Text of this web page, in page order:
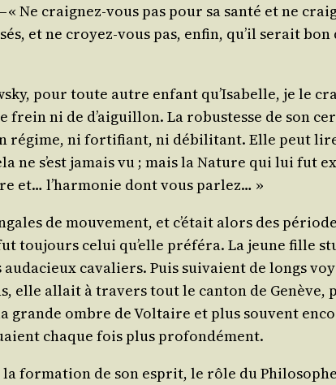
« Ne crai­gnez-vous pas pour sa san­té et ne
et ne croyez-vous pas, enfin, qu’il serait
pour toute autre enfant qu’Isabelle, je le
frein ni de d’aiguillon. La robus­tesse de son
régime, ni for­ti­fiant, ni débi­li­tant. Elle peut
ne s’est jamais vu ; mais la Nature qui lui fut
et… l’harmonie dont vous parlez… »
de mou­ve­ment, et c’était alors des
tou­jours celui qu’elle pré­fé­ra. La jeune fille
cava­liers. Puis sui­vaient de longs
elle allait à tra­vers tout le can­ton de
grande ombre de Vol­taire et plus sou­vent
chaque fois plus profondément.
for­ma­tion de son esprit, le rôle du